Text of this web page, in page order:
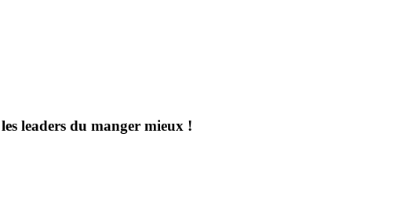
leaders du manger mieux !